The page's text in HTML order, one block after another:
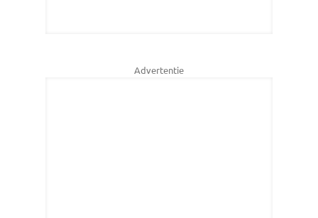
Advertentie